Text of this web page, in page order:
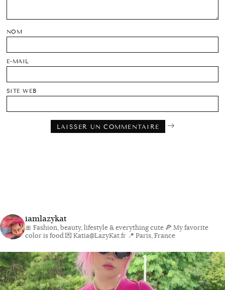
NOM
E-MAIL
SITE WEB
iamlazykat
🎀 Fashion, beauty, lifestyle & everything cute 🍕 My favorite
color is food💌 Katia@LazyKat.fr 📍 Paris, France